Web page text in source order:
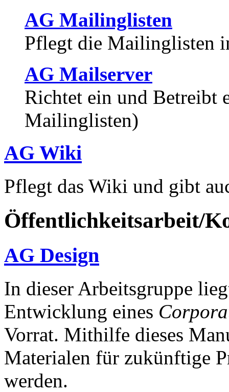
AG Mailinglisten
Pflegt die Mailinglisten
AG Mailserver
Richtet ein und Betreibt
Mailinglisten)
AG Wiki
Pflegt das Wiki und gibt
Öffentlichkeitsarbeit/
AG Design
In dieser Arbeitsgruppe
Entwicklung eines
Vorrat. Mithilfe dieses
Materialen für zukünftige
werden.